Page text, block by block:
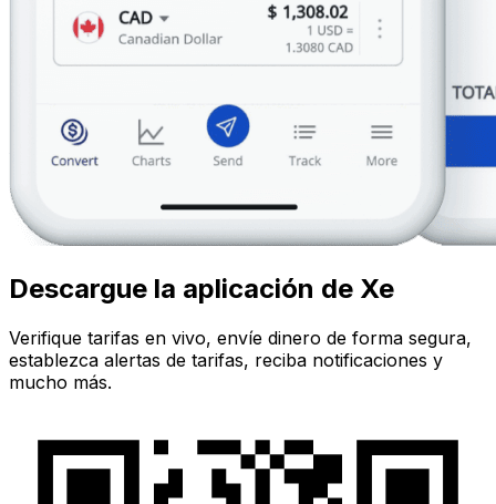
Descargue la aplicación de Xe
Verifique tarifas en vivo, envíe dinero de forma segura,
establezca alertas de tarifas, reciba notificaciones y
mucho más.